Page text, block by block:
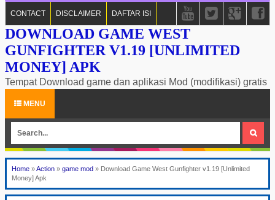
CONTACT DISCLAIMER DAFTAR ISI
DOWNLOAD GAME WEST
GUNFIGHTER V1.19 [UNLIMITED
MONEY] APK
Tempat Download game dan aplikasi Mod (modifikasi) gratis
MENU
Home »Action » game mod » Download Game West Gunfighter v1.19 [Unlimited
Money] Apk